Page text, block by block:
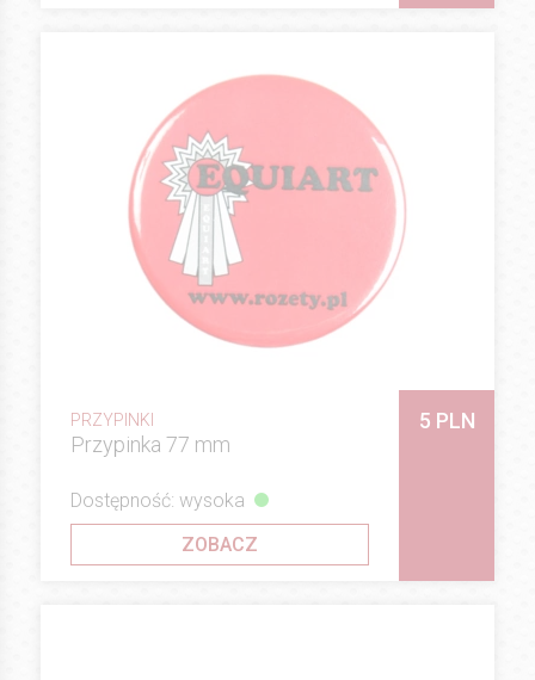
PRZYPINKI
Przypinka 77 mm
5 PLN
Dostępność: wysoka
ZOBACZ